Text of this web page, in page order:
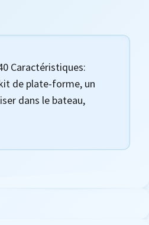
Caractéristiques:
de plate-forme, un
dans le bateau,